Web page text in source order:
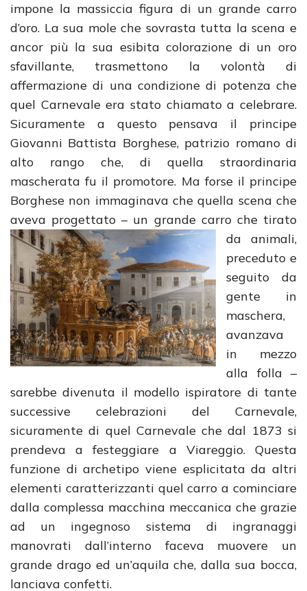
impone la massiccia figura di un grande carro
d’oro. La sua mole che sovrasta tutta la scena e
ancor più la sua esibita colorazione di un oro
sfavillante, trasmettono la volontà di
affermazione di una condizione di potenza che
quel Carnevale era stato chiamato a celebrare.
Sicuramente a questo pensava il principe
Giovanni Battista Borghese, patrizio romano di
alto rango che, di quella straordinaria
mascherata fu il promotore. Ma forse il principe
Borghese non immaginava che quella scena che
aveva progettato– un grande carro che tirato
da animali,
preceduto e
seguito da
gente in
maschera,
avanzava
in mezzo
alla folla –
sarebbe divenuta il modello ispiratore di tante
successive celebrazioni del Carnevale,
sicuramente di quel Carnevale che dal 1873 si
prendeva a festeggiare a Viareggio. Questa
funzione di archetipo viene esplicitata da altri
elementi caratterizzanti quel carro a cominciare
dalla complessa macchina meccanica che grazie
ad un ingegnoso sistema di ingranaggi
manovrati dall’interno faceva muovere un
grande drago ed un’aquila che, dalla sua bocca,
lanciava confetti.